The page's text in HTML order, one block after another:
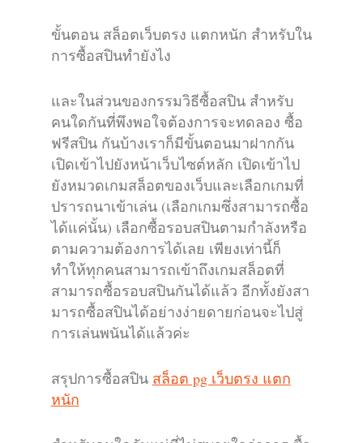
ขั้นตอน สล็อตเว็บตรง แตกหนัก สำหรับใน
การซื้อสปินทำยังไง
และในส่วนของกรรมวิธีซื้อสปิน สำหรับ
คนใดกันที่พึงพอใจต้องการจะทดลอง ซื้อ
ฟรีสปิน กันบ้างเราก็มีขั้นตอนมาฝากกัน
เปิดเข้าไปยังหน้าเว็บไซต์หลัก เปิดเข้าไป
ยังหมวดเกมสล็อตของเว็บและเลือกเกมที่
ปรารถนาเข้าเล่น (เลือกเกมซึ่งสามารถซื้อ
ได้แค่นั้น) เลือกซื้อรอบสปินตามกำลังหรือ
ตามความต้องการได้เลย เพียงเท่านี้ก็
ทำให้ทุกคนสามารถเข้าถึงเกมสล็อตที่
สามารถซื้อรอบสปินกันได้แล้ว อีกทั้งยังสา
มารถซื้อสปินได้อย่างง่ายดายก่อนจะไปสู่
การเล่นพนันได้แล้วค่ะ
สรุปการซื้อสปิน สล็อต pg เว็บตรง แตก
หนัก